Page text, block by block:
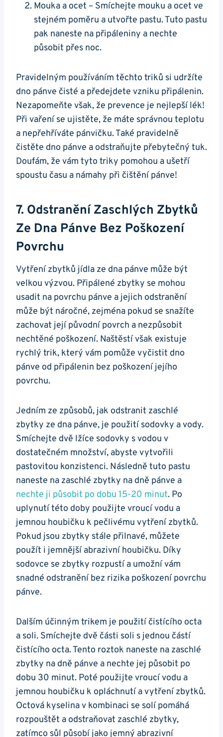
Mouka a ocet – Smíchejte mouku a ocet ve
stejném poměru a utvořte ​pastu. Tuto pastu
pak ⁢naneste na připáleniny a ​nechte
působit přes noc.
Pravidelným​ používáním těchto triků‌ si ⁢udržíte
dno pánve čisté a předejdete vzniku připálenin.
Nezapomeňte však, že ⁢prevence je nejlepší lék!
Při vaření se ujistěte, že máte správnou teplotu
a nepřehříváte pánvičku. Také pravidelně
čistěte dno ⁢pánve a odstraňujte přebytečný ​tuk.
Doufám, že vám tyto triky pomohou a ušetří
spoustu času a ⁤námahy při čištění ‌pánve!
7. Odstranění Zaschlých Zbytků
Ze Dna Pánve Bez Poškození
Povrchu
Vytření zbytků jídla ze dna pánve‍ může být
velkou výzvou. Připálené⁢ zbytky⁤ se mohou
usadit na ‌povrchu pánve⁢ a jejich odstranění
může být ⁢náročné, zejména pokud se snažíte⁣
zachovat její původní povrch a nezpůsobit
nechtěné⁢ poškození. Naštěstí‌ však existuje
rychlý trik, který vám pomůže vyčistit dno
pánve ⁣od připálenin ⁣bez poškození jejího‌
povrchu.
Jedním ze způsobů, jak odstranit zaschlé
zbytky ze dna pánve, je použití sodovky a vody.
Smíchejte dvě lžíce sodovky s vodou v‍
dostatečném množství, abyste vytvořili
pastovitou konzistenci. Následně tuto pastu
naneste na⁤ zaschlé‍ zbytky na dně pánve ⁤a
nechte ji působit po dobu 15-20 ​minut. Po
uplynutí této doby použijte vroucí vodu a
jemnou houbičku k pečlivému vytření zbytků.
‍Pokud jsou zbytky stále ‍přilnavé, můžete
‍použít i‍ jemnější ⁢abrazivní houbičku. Díky
sodovce se zbytky rozpustí a⁢ umožní vám
snadné odstranění bez⁤ rizika poškození povrchu
pánve.
Dalším účinným trikem ⁢je použití čistícího octa
a soli. Smíchejte dvě části soli⁣ s jednou částí
čistícího octa. Tento‍ roztok ⁤naneste na zaschlé
zbytky na dně pánve a nechte jej působit po
dobu 30 minut. Poté použijte vroucí vodu a
jemnou ⁣houbičku k opláchnutí a vytření zbytků.
Octová kyselina ⁢v kombinaci se solí pomáhá
rozpouštět a odstraňovat zaschlé zbytky,‍
zatímco sůl⁢ působí jako jemný abrazivní